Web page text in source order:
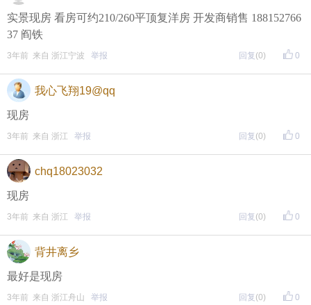
• 参与方式
一、评论主题内容即可领取红包！
二、分享主题帖，阅读数达到5个即可领取红包！
（必须在手机客户端参与哦！请注意下方参与方式
↓）
方式一：iOS已经上线，请大家在苹果手机APP Store页
面搜索下载
方式二 ：安卓系统已经上线，请大家在安卓应用市场
页面搜索下载
实景现房 看房可约210/260平顶复洋房 开发商销售 188152766
37 阎铁
0
3年前 来自 浙江宁波 举报 回复 (0)
我心飞翔19@qq
现房
0
3年前 来自 浙江 举报 回复 (0)
chq18023032
现房
0
3年前 来自 浙江 举报 回复 (0)
背井离乡
最好是现房
0
3年前 来自 浙江舟山 举报 回复 (0)